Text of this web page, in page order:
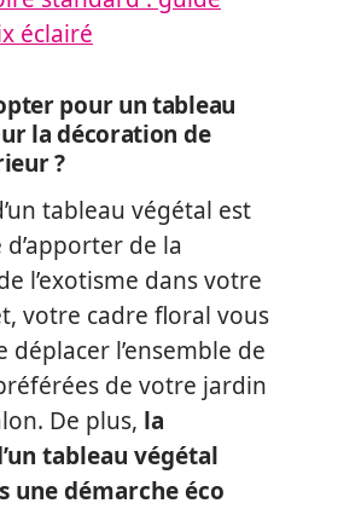
éclairé
pour un tableau
la décoration de
?
tableau végétal est
de la
l’exotisme dans votre
votre cadre floral vous
l’ensemble de
de votre jardin
De plus, la
tableau végétal
une démarche éco